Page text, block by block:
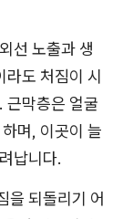
선 노출과 생
라도 처짐이 시
근막층은 얼굴
며, 이곳이 늘
납니다.
을 되돌리기 어